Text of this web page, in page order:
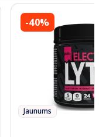
-40%
Jaunums